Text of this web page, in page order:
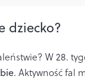
dziecko?
W 28.
. Aktywność fal